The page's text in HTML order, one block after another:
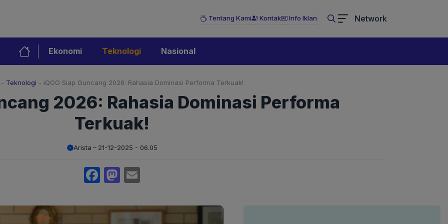
Tentang Kami Kontak Info Iklan Network
Ekonomi Teknologi Nasional
- Teknologi - iQOO Siap Guncang 2026: Rahasia Dominasi Performa Terkuak!
2026: Rahasia Dominasi Performa
Terkuak!
Arista 21-12-2025 - 06.05
Facebook
Mastodon